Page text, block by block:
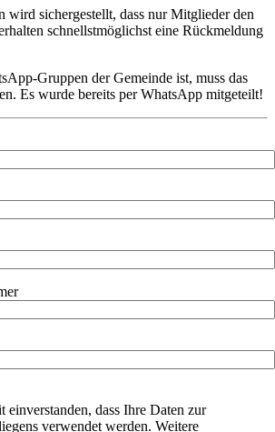
sichergestellt, dass nur Mitglieder den
schnellstmöglichst eine Rückmeldung
Gruppen der Gemeinde ist, muss das
Es wurde bereits per WhatsApp mitgeteilt!
einverstanden, dass Ihre Daten zur
verwendet werden. Weitere